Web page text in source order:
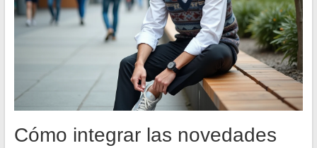
Cómo integrar las novedades